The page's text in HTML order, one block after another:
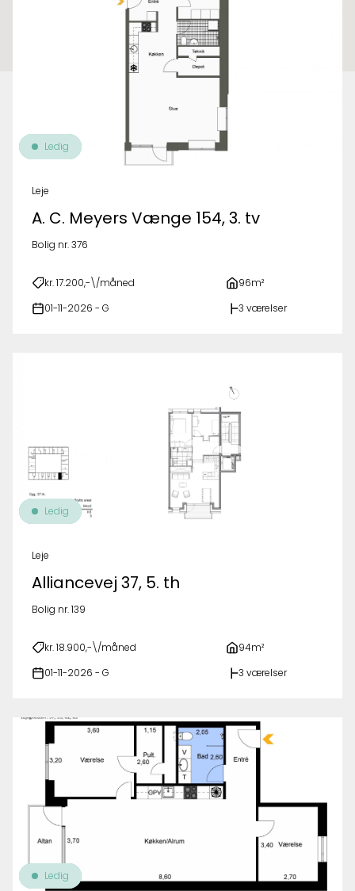
Ledig
Leje
A. C. Meyers Vænge 154, 3. tv
Bolig nr. 376
kr. 17.200,-\/måned 96m²
01-11-2026 - G 3 værelser
Ledig
Leje
Alliancevej 37, 5. th
Bolig nr. 139
kr. 18.900,-\/måned 94m²
01-11-2026 - G 3 værelser
Ledig